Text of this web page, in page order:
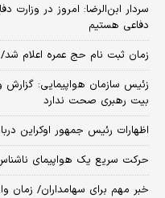
سردار ابن‌الرضا: امروز در
دفاعی هستیم
زمان ثبت‌ نام حج عمره
بیت رهبری صحت ندارد
اظهارات رئیس جمهور اوکراین
حرکت سریع یک هواپیمای
خبر مهم برای سهامداران/